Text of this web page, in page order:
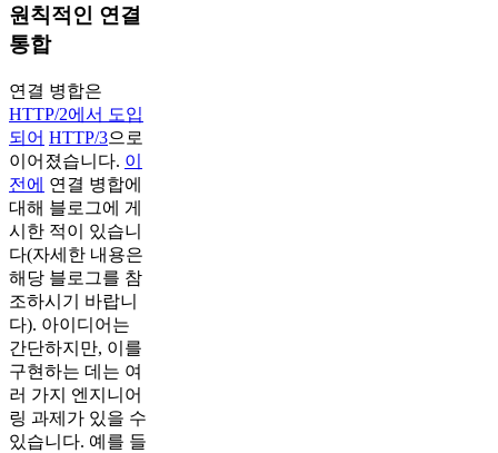
원칙적인 연결
통합
연결 병합은
HTTP/2에서 도입
되어 HTTP/3으로
이어졌습니다. 이
전에 연결 병합에
대해 블로그에 게
시한 적이 있습니
다(자세한 내용은
해당 블로그를 참
조하시기 바랍니
다). 아이디어는
간단하지만, 이를
구현하는 데는 여
러 가지 엔지니어
링 과제가 있을 수
있습니다. 예를 들